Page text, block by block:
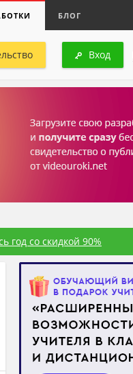
БЛОГ
Вход
год со скидкой 90%